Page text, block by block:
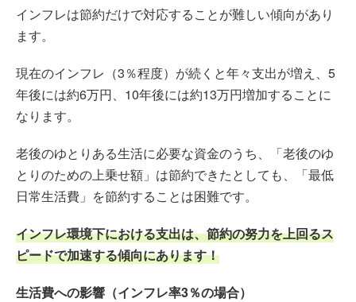
インフレは節約だけで対応することが難しい傾向があり
ます。
現在のインフレ（3％程度）が続くと年々支出が増え、5
年後には約6万円、10年後には約13万円増加することに
なります。
老後のゆとりある生活に必要な資金のうち、「老後のゆ
とりのための上乗せ額」は節約できたとしても、「最低
日常生活費」を節約することは困難です。
インフレ環境下における支出は、節約の努力を上回るス
ピードで加速する傾向にあります！
生活費への影響（インフレ率3％の場合）